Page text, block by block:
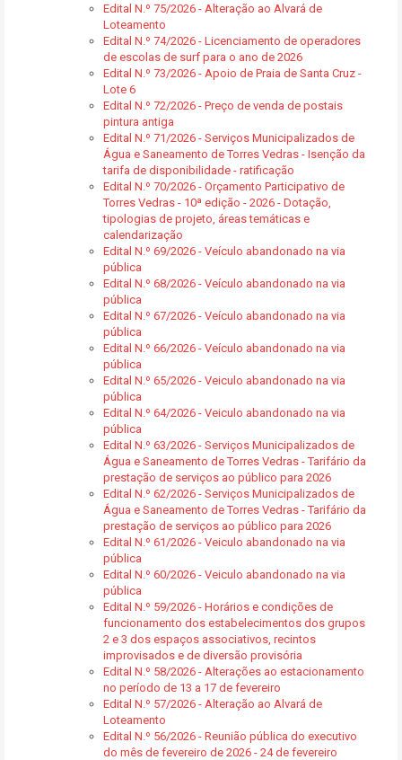
Edital N.º 75/2026 - Alteração ao Alvará de
Loteamento
Edital N.º 74/2026 - Licenciamento de operadores
de escolas de surf para o ano de 2026
Edital N.º 73/2026 - Apoio de Praia de Santa Cruz -
Lote 6
Edital N.º 72/2026 - Preço de venda de postais
pintura antiga
Edital N.º 71/2026 - Serviços Municipalizados de
Água e Saneamento de Torres Vedras - Isenção da
tarifa de disponibilidade - ratificação
Edital N.º 70/2026 - Orçamento Participativo de
Torres Vedras - 10ª edição - 2026 - Dotação,
tipologias de projeto, áreas temáticas e
calendarização
Edital N.º 69/2026 - Veículo abandonado na via
pública
Edital N.º 68/2026 - Veículo abandonado na via
pública
Edital N.º 67/2026 - Veículo abandonado na via
pública
Edital N.º 66/2026 - Veículo abandonado na via
pública
Edital N.º 65/2026 - Veiculo abandonado na via
pública
Edital N.º 64/2026 - Veiculo abandonado na via
pública
Edital N.º 63/2026 - Serviços Municipalizados de
Água e Saneamento de Torres Vedras - Tarifário da
prestação de serviços ao público para 2026
Edital N.º 62/2026 - Serviços Municipalizados de
Água e Saneamento de Torres Vedras - Tarifário da
prestação de serviços ao público para 2026
Edital N.º 61/2026 - Veiculo abandonado na via
pública
Edital N.º 60/2026 - Veiculo abandonado na via
pública
Edital N.º 59/2026 - Horários e condições de
funcionamento dos estabelecimentos dos grupos
2 e 3 dos espaços associativos, recintos
improvisados e de diversão provisória
Edital N.º 58/2026 - Alterações ao estacionamento
no período de 13 a 17 de fevereiro
Edital N.º 57/2026 - Alteração ao Alvará de
Loteamento
Edital N.º 56/2026 - Reunião pública do executivo
do mês de fevereiro de 2026 - 24 de fevereiro